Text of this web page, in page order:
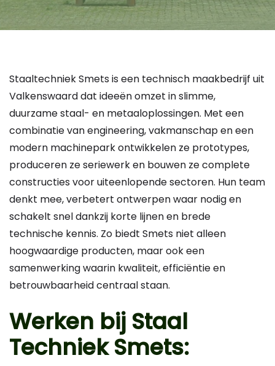
Staaltechniek Smets is een technisch maakbedrijf uit
Valkenswaard dat ideeën omzet in slimme,
duurzame staal- en metaaloplossingen. Met een
combinatie van engineering, vakmanschap en een
modern machinepark ontwikkelen ze prototypes,
produceren ze seriewerk en bouwen ze complete
constructies voor uiteenlopende sectoren. Hun team
denkt mee, verbetert ontwerpen waar nodig en
schakelt snel dankzij korte lijnen en brede
technische kennis. Zo biedt Smets niet alleen
hoogwaardige producten, maar ook een
samenwerking waarin kwaliteit, efficiëntie en
betrouwbaarheid centraal staan.
Werken bij Staal
Techniek Smets: